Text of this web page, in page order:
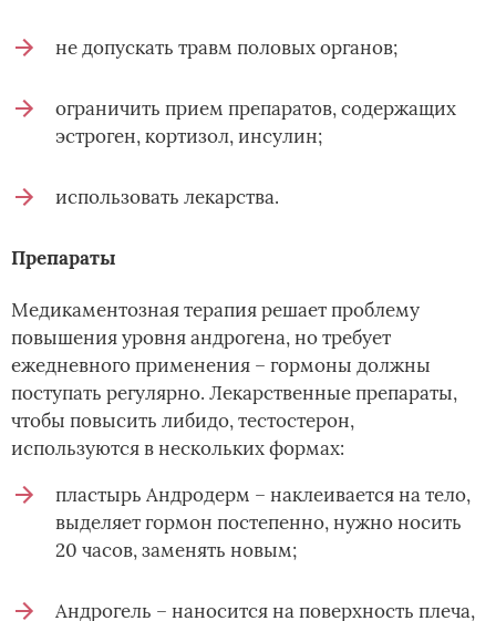
не допускать травм половых органов;
ограничить прием препаратов, содержащих
эстроген, кортизол, инсулин;
использовать лекарства.
Препараты
Медикаментозная терапия решает проблему
повышения уровня андрогена, но требует
ежедневного применения – гормоны должны
поступать регулярно. Лекарственные препараты,
чтобы повысить либидо, тестостерон,
используются в нескольких формах:
пластырь Андродерм – наклеивается на тело,
выделяет гормон постепенно, нужно носить
20 часов, заменять новым;
Андрогель – наносится на поверхность плеча,